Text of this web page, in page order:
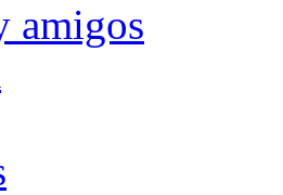
amigos